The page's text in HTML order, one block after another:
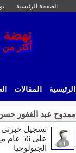
الصفحة الرئيسية
نهضة مصر: بعد 25
أكثر
الرئيسية المقالات
ممدوح عبد الغفور
تسجيل خبرتى
على 56 عام
الجيولوجيا